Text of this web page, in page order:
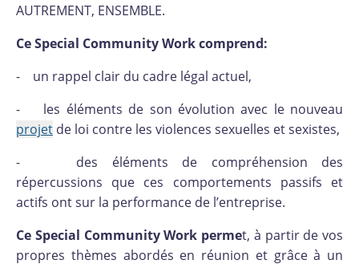
AUTREMENT, ENSEMBLE.
Ce Special Community Work comprend:
- un rappel clair du cadre légal actuel,
- les éléments de son évolution avec le nouveau
projet de loi contre les violences sexuelles et sexistes,
- des éléments de compréhension des
répercussions que ces comportements passifs et
actifs ont sur la performance de l’entreprise.
Ce Special Community Work permet, à partir de vos
propres thèmes abordés en réunion et grâce à un